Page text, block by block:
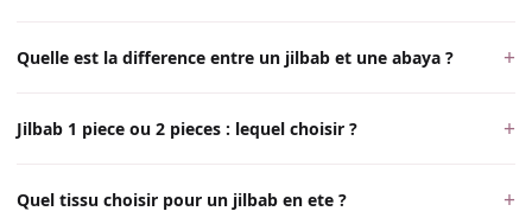
Quelle est la difference entre un jilbab et une abaya ?
Jilbab 1 piece ou 2 pieces : lequel choisir ?
Quel tissu choisir pour un jilbab en ete ?